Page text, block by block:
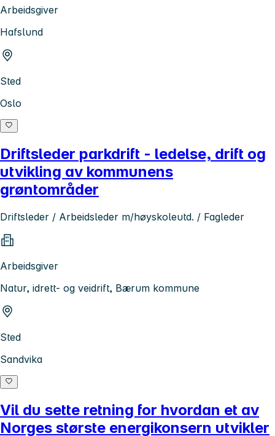
Arbeidsgiver
Hafslund
Sted
Oslo
Driftsleder parkdrift - ledelse, drift og
utvikling av kommunens
grøntområder
Driftsleder / Arbeidsleder m/høyskoleutd. / Fagleder
Arbeidsgiver
Natur, idrett- og veidrift, Bærum kommune
Sted
Sandvika
Vil du sette retning for hvordan et av
Norges største energikonsern utvikler